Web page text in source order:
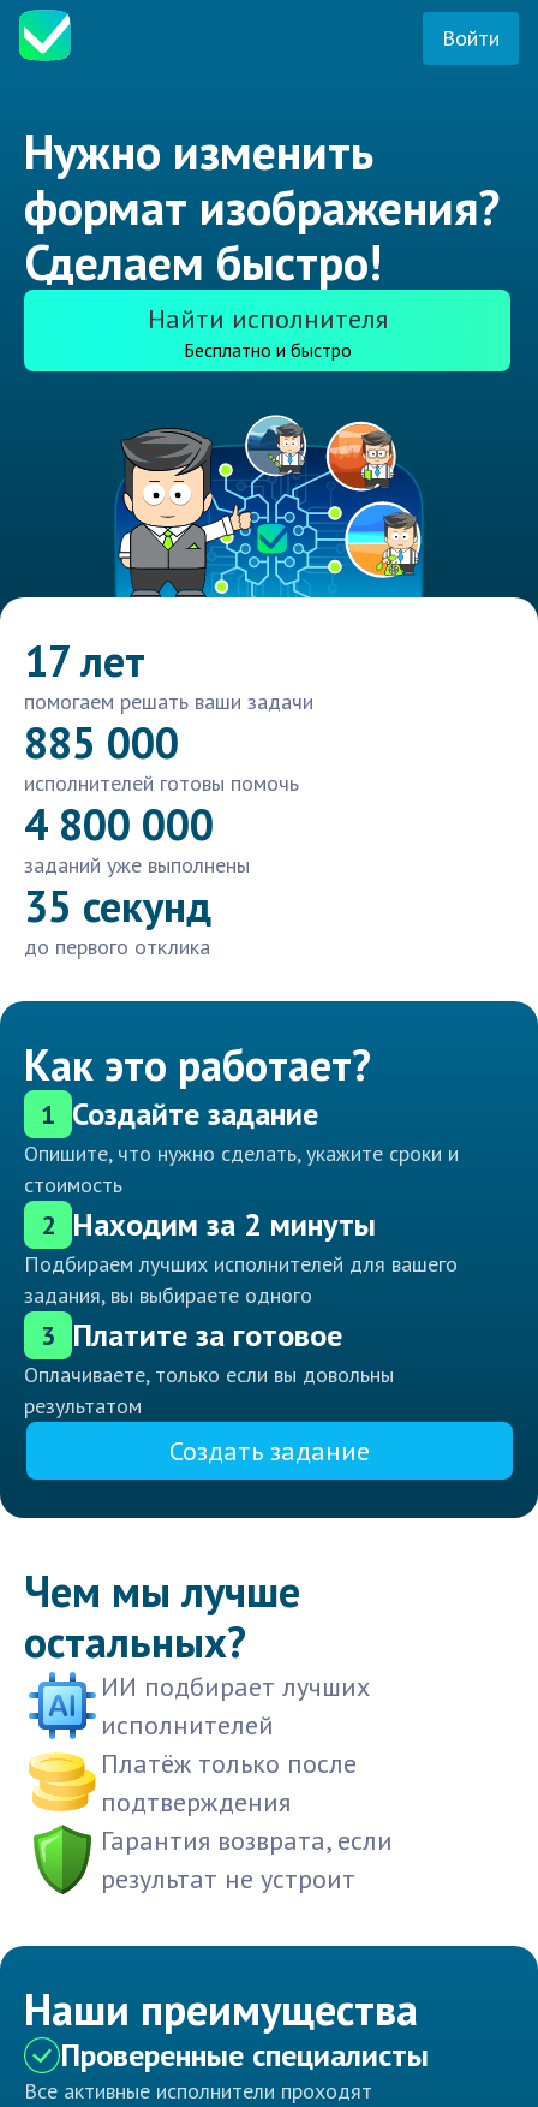
Войти
Нужно изменить
формат изображения?
Сделаем быстро!
Найти исполнителя
Бесплатно и быстро
17 лет
помогаем решать ваши задачи
885 000
исполнителей готовы помочь
4 800 000
заданий уже выполнены
35 секунд
до первого отклика
Как это работает?
1 Создайте задание
Опишите, что нужно сделать, укажите сроки и
стоимость
2 Находим за 2 минуты
Подбираем лучших исполнителей для вашего
задания, вы выбираете одного
3 Платите за готовое
Оплачиваете, только если вы довольны
результатом
Создать задание
Чем мы лучше
остальных?
ИИ подбирает лучших
исполнителей
Платёж только после
подтверждения
Гарантия возврата, если
результат не устроит
Наши преимущества
Проверенные специалисты
Все активные исполнители проходят